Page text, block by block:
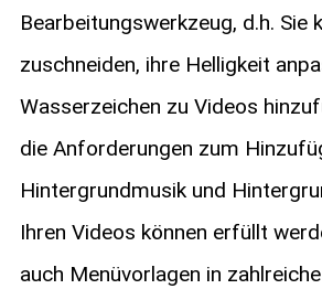
Bearbeitungswerkzeug, d.h. Sie
zuschneiden, ihre Helligkeit
Wasserzeichen zu Videos
die Anforderungen zum
Hintergrundmusik und
Ihren Videos können erfüllt
auch Menüvorlagen in